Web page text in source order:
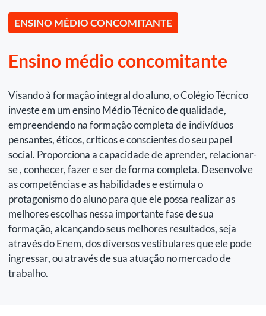
ENSINO MÉDIO CONCOMITANTE
Ensino médio concomitante
Visando à formação integral do aluno, o Colégio Técnico
investe em um ensino Médio Técnico de qualidade,
empreendendo na formação completa de indivíduos
pensantes, éticos, críticos e conscientes do seu papel
social. Proporciona a capacidade de aprender, relacionar-
se , conhecer, fazer e ser de forma completa. Desenvolve
as competências e as habilidades e estimula o
protagonismo do aluno para que ele possa realizar as
melhores escolhas nessa importante fase de sua
formação, alcançando seus melhores resultados, seja
através do Enem, dos diversos vestibulares que ele pode
ingressar, ou através de sua atuação no mercado de
trabalho.